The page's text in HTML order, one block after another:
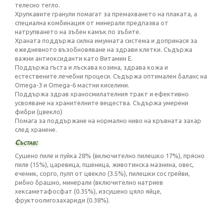
телесно тегло.
Хрупкавите гранули помагат за премахването на плаката, а
специална комбинация от минерали предпазва от
натрупването на зъбен камък по зъбите.
Храната поддържа силна имунната система и допринася за
ежедневното възобновяване на здрави клетки. Съдържа
важни антиоксиданти като Витамин Е.
Поддържа гъста и лъскава козина, здрава кожа и
естествените лечебни процеси. Съдържа оптимален баланс на
Omega-3 и Omega-6 мастни киселини.
Поддържа здрав храносмилателния тракт и ефективно
усвояване на хранителните вещества. Съдържа умерени
фибри (цвекло)
Помага за поддържане на нормално ниво на кръвната захар
след хранене.
Състав:
Сушено пиле и пуйка 28% (включително пилешко 17%), прясно
пиле (15%), царевица, пшеница, животинска мазнина, овес,
ечемик, сорго, пулп от цвекло (3.5%), пилешки сос грейви,
рибно брашно, минерали (включително натриев
хексаметафосфат (0.35%), изсушено цяло яйце,
фруктоолигозахариди (0.38%).